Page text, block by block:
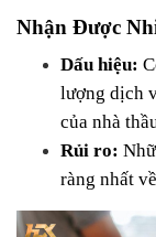
Nhận Được
Dấu hiệu:
lượng dịch
của nhà
Rủi ro:
ràng nhất